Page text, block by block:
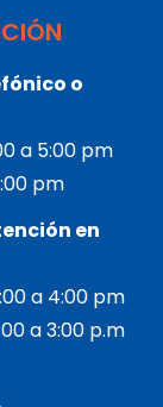
o
a 5:00 pm
pm
en
a 4:00 pm
a 3:00 p.m